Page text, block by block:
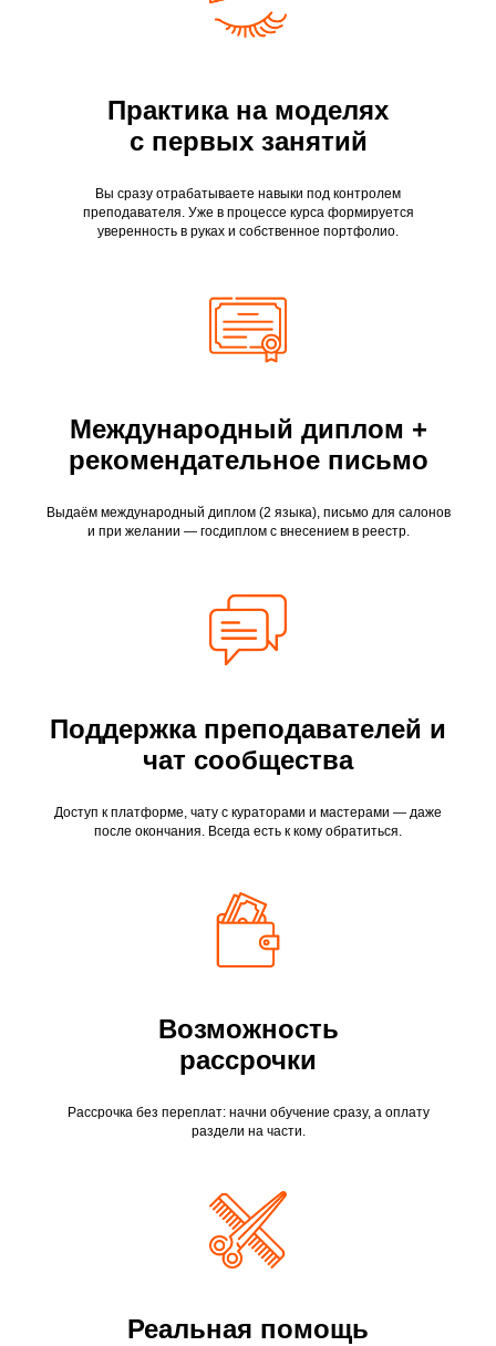
Практика на моделях
с первых занятий
Вы сразу отрабатываете навыки под контролем
преподавателя. Уже в процессе курса формируется
уверенность в руках и собственное портфолио.
Международный диплом +
рекомендательное письмо
Выдаём международный диплом (2 языка), письмо для салонов
и при желании — госдиплом с внесением в реестр.
Поддержка преподавателей и
чат сообщества
Доступ к платформе, чату с кураторами и мастерами — даже
после окончания. Всегда есть к кому обратиться.
Возможность
рассрочки
Рассрочка без переплат: начни обучение сразу, а оплату
раздели на части.
Реальная помощь